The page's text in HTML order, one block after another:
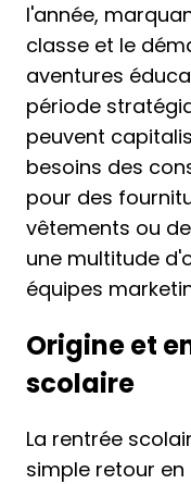
l'année,
classe et le
aventures
période
peuvent
besoins des
pour des
vêtements ou
une multitude
équipes
Origine et
scolaire
La rentrée
simple retour en